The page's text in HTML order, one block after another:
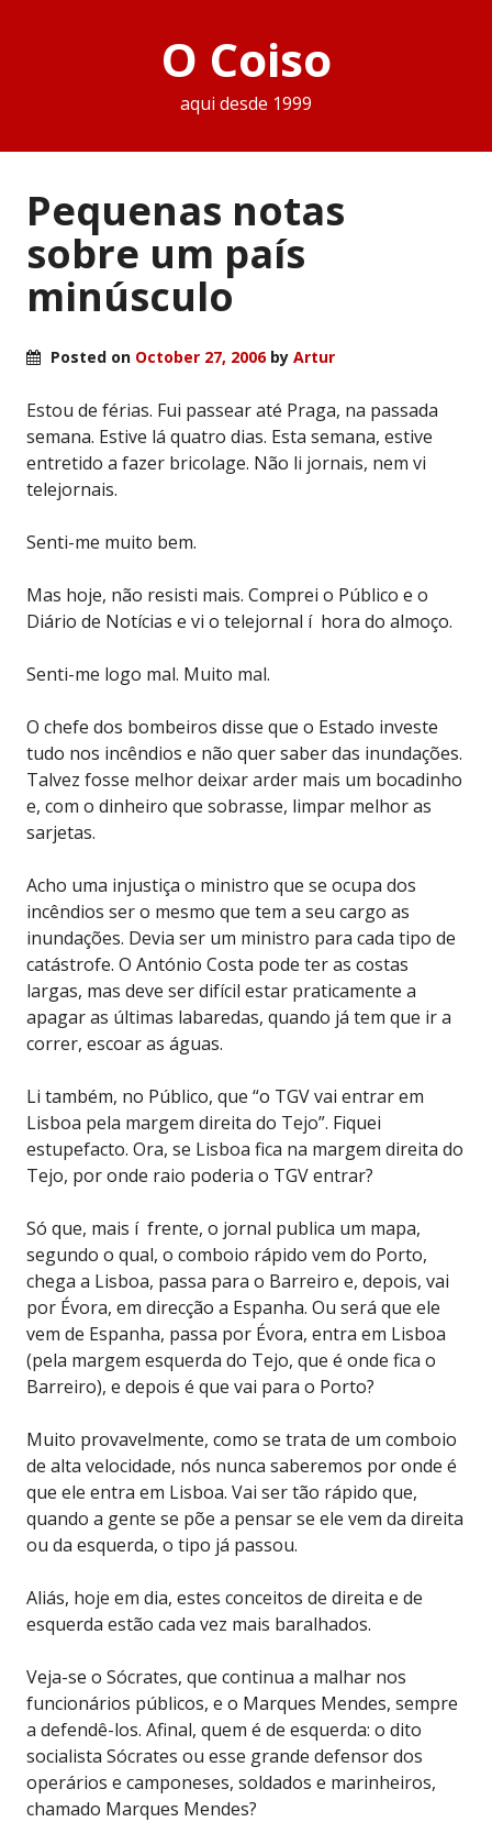
O Coiso
aqui desde 1999
Pequenas notas
sobre um país
minúsculo
Posted on October 27, 2006by Artur
Estou de férias. Fui passear até Praga, na passada
semana. Estive lá quatro dias. Esta semana, estive
entretido a fazer bricolage. Não li jornais, nem vi
telejornais.
Senti-me muito bem.
Mas hoje, não resisti mais. Comprei o Público e o
Diário de Notícias e vi o telejornal í hora do almoço.
Senti-me logo mal. Muito mal.
O chefe dos bombeiros disse que o Estado investe
tudo nos incêndios e não quer saber das inundações.
Talvez fosse melhor deixar arder mais um bocadinho
e, com o dinheiro que sobrasse, limpar melhor as
sarjetas.
Acho uma injustiça o ministro que se ocupa dos
incêndios ser o mesmo que tem a seu cargo as
inundações. Devia ser um ministro para cada tipo de
catástrofe. O António Costa pode ter as costas
largas, mas deve ser difícil estar praticamente a
apagar as últimas labaredas, quando já tem que ir a
correr, escoar as águas.
Li também, no Público, que “o TGV vai entrar em
Lisboa pela margem direita do Tejo”. Fiquei
estupefacto. Ora, se Lisboa fica na margem direita do
Tejo, por onde raio poderia o TGV entrar?
Só que, mais í frente, o jornal publica um mapa,
segundo o qual, o comboio rápido vem do Porto,
chega a Lisboa, passa para o Barreiro e, depois, vai
por Évora, em direcção a Espanha. Ou será que ele
vem de Espanha, passa por Évora, entra em Lisboa
(pela margem esquerda do Tejo, que é onde fica o
Barreiro), e depois é que vai para o Porto?
Muito provavelmente, como se trata de um comboio
de alta velocidade, nós nunca saberemos por onde é
que ele entra em Lisboa. Vai ser tão rápido que,
quando a gente se põe a pensar se ele vem da direita
ou da esquerda, o tipo já passou.
Aliás, hoje em dia, estes conceitos de direita e de
esquerda estão cada vez mais baralhados.
Veja-se o Sócrates, que continua a malhar nos
funcionários públicos, e o Marques Mendes, sempre
a defendê-los. Afinal, quem é de esquerda: o dito
socialista Sócrates ou esse grande defensor dos
operários e camponeses, soldados e marinheiros,
chamado Marques Mendes?